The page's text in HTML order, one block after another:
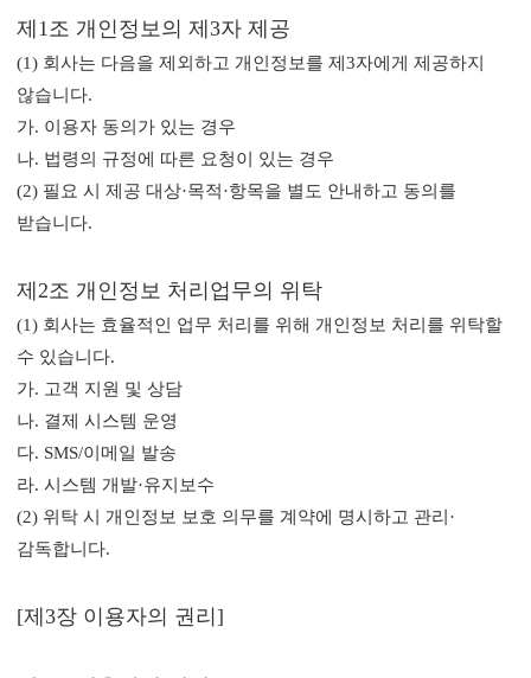
제1조 개인정보의 제3자 제공
(1) 회사는 다음을 제외하고 개인정보를 제3자에게 제공하지
않습니다.
가. 이용자 동의가 있는 경우
나. 법령의 규정에 따른 요청이 있는 경우
(2) 필요 시 제공 대상·목적·항목을 별도 안내하고 동의를
받습니다.
제2조 개인정보 처리업무의 위탁
(1) 회사는 효율적인 업무 처리를 위해 개인정보 처리를 위탁할
수 있습니다.
가. 고객 지원 및 상담
나. 결제 시스템 운영
다. SMS/이메일 발송
라. 시스템 개발·유지보수
(2) 위탁 시 개인정보 보호 의무를 계약에 명시하고 관리·
감독합니다.
[제3장 이용자의 권리]